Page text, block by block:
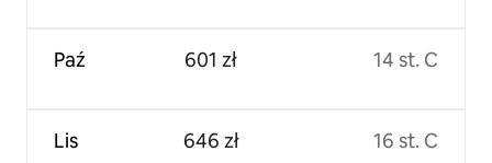
Paź
Lis
601 zł
646 zł
14 st. C
16 st. C